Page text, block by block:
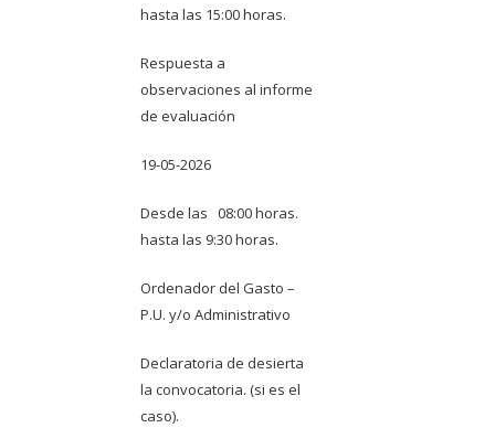
hasta las 15:00 horas.
Respuesta a
observaciones al informe
de evaluación
19-05-2026
Desde las 08:00 horas.
hasta las 9:30 horas.
Ordenador del Gasto –
P.U. y/o Administrativo
Declaratoria de desierta
la convocatoria. (si es el
caso).